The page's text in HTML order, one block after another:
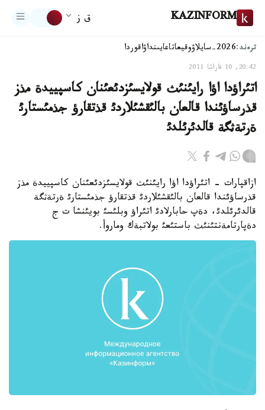
KAZINFORM ق ز
ترەند:2026-سايلاۋ وقيعاتاعايىنداۋاقوردا
20:42, 10 قاراشا 2011
اتئراؤدا اؤا رايئنئث قولايسئزدئعئنان كاسپييدة مذز
قذرساؤئندا قالعان بالئقشئلاردئ قذتقارؤ جذمئستارئ
ةرتةثگة قالدئرئلدئ
ازاقپارات - اتئراؤدا اؤا رايئنئث قولايسئزدئعئنان كاسپييدة مذز
قذرساؤئندا قالعان بالئقشئلاردئ قذتقارؤ جذمئستارئ ةرتةثگة
قالدئرئلدئ، دةپ حابارلادئ اتئراؤ وبلئسئ بويئنشا ت ج
دةپارتامةنتئنئث باستئعئ بولاتبةك وماروأ.